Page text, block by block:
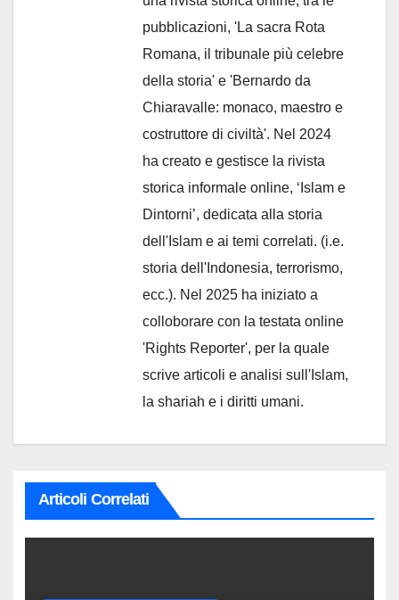
pubblicazioni, 'La sacra Rota
Romana, il tribunale più celebre
della storia' e 'Bernardo da
Chiaravalle: monaco, maestro e
costruttore di civiltà'. Nel 2024
ha creato e gestisce la rivista
storica informale online, ‘Islam e
Dintorni’, dedicata alla storia
dell'Islam e ai temi correlati. (i.e.
storia dell'Indonesia, terrorismo,
ecc.). Nel 2025 ha iniziato a
colloborare con la testata online
'Rights Reporter', per la quale
scrive articoli e analisi sull'Islam,
la shariah e i diritti umani.
Articoli Correlati